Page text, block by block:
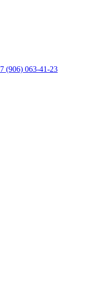
(906) 063-41-23